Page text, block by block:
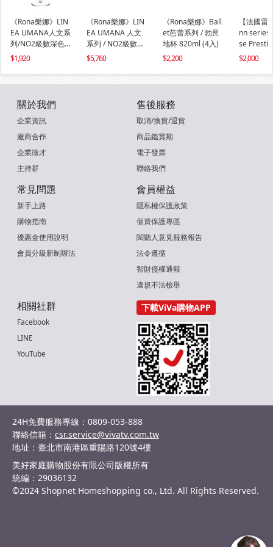
《Rona樂娜》LIN
EA UMANA人文系
列/NO2級數深色
杯905ml(2入)
1,920
《Rona樂娜》LIN
EA UMANA 人文
系列 / NO2級數深
色杯 905ml(6入)
5,760
《Rona樂娜》Ball
et芭蕾系列 / 勃艮
地杯 820ml (4入)
2,200
【法國雷
nn series
se
球體無極
標準款(1
2,000
關於我們
企業資訊
廠商合作
企業徵才
主持群
售後服務
取消/換貨/退貨
商品鑑賞期
電子發票
聯絡我們
常見問題
新手上路
購物指南
優惠金使用說明
會員分級新制辦法
會員權益
隱私權保護政策
個資保護專區
閱聽人意見服務報告
法令遵循
智財侵權通報
違規不法檢舉
相關社群
Facebook
LINE
YouTube
下載ViVa購物APP
24H免費服務專線：0809-053-888
聯絡信箱： csr.service@vivatv.com.tw
地址：臺北市南港區重陽路120號4樓
美好家庭購物股份有限公司版權所有
統編：29036132
©2024 Shopnet Homeshopping co., Ltd. All Rights Reserved.